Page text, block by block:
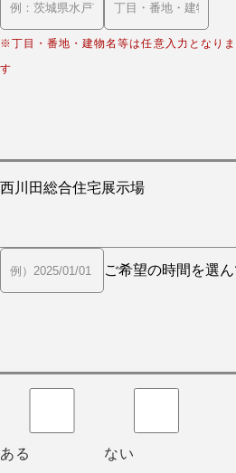
※丁目・番地・建物名等は任意入力となりま
す
ある ない